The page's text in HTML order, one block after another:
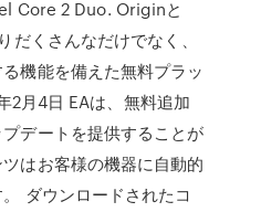
Core 2 Duo. Originと
だくさんなだけでなく、
機能を備えた無料プラッ
2月4日 EAは、無料追加
デートを提供することが
はお客様の機器に自動的
ダウンロードされたコ